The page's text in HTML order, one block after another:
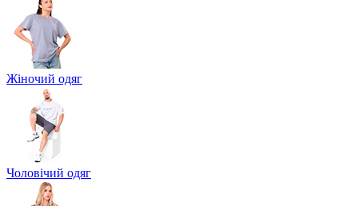
Жіночий одяг
Чоловічий одяг